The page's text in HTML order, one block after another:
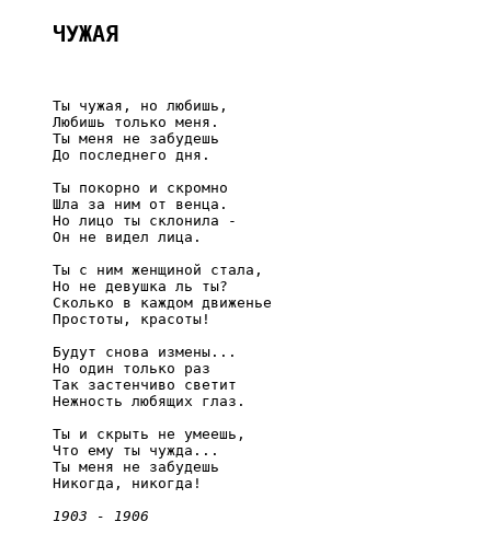
ЧУЖАЯ
     Ты чужая, но любишь,
     Любишь только меня.
     Ты меня не забудешь
     До последнего дня.
     Ты покорно и скромно
     Шла за ним от венца.
     Но лицо ты склонила -
     Он не видел лица.
     Ты с ним женщиной стала,
     Но не девушка ль ты?
     Сколько в каждом движенье
     Простоты, красоты!
     Будут снова измены...
     Но один только раз
     Так застенчиво светит
     Нежность любящих глаз.
     Ты и скрыть не умеешь,
     Что ему ты чужда...
     Ты меня не забудешь
     Никогда, никогда!
1903 - 1906